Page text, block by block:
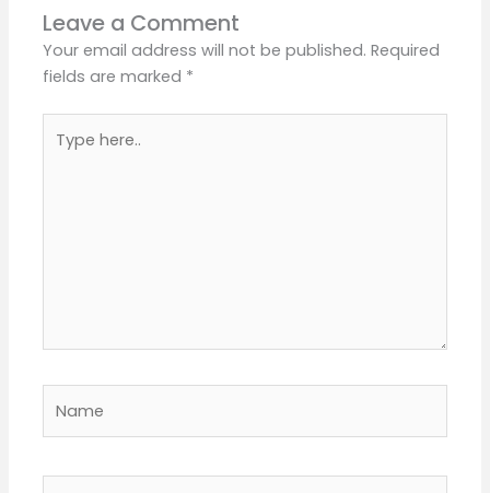
Leave a Comment
Your email address will not be published. Required
fields are marked *
here..